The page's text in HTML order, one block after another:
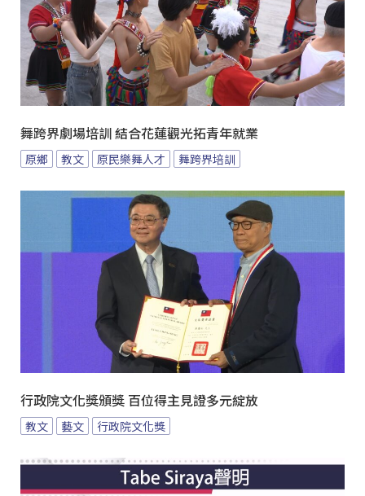
舞跨界劇場培訓 結合花蓮觀光拓青年就業
原鄉 教文 原民樂舞人才 舞跨界培訓
行政院文化獎頒獎 百位得主見證多元綻放
教文 藝文 行政院文化獎